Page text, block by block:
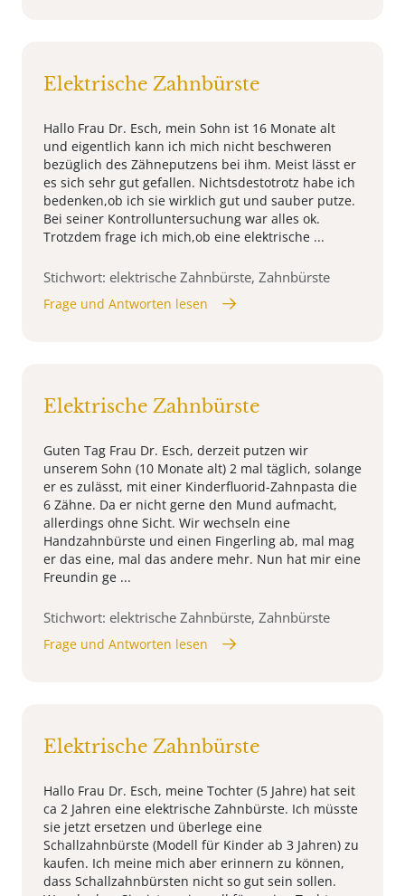
Elektrische Zahnbürste
Hallo Frau Dr. Esch, mein Sohn ist 16 Monate alt
und eigentlich kann ich mich nicht beschweren
bezüglich des Zähneputzens bei ihm. Meist lässt er
es sich sehr gut gefallen. Nichtsdestotrotz habe ich
bedenken,ob ich sie wirklich gut und sauber putze.
Bei seiner Kontrolluntersuchung war alles ok.
Trotzdem frage ich mich,ob eine elektrische ...
Stichwort: elektrische Zahnbürste, Zahnbürste
Frage und Antworten lesen
Elektrische Zahnbürste
Guten Tag Frau Dr. Esch, derzeit putzen wir
unserem Sohn (10 Monate alt) 2 mal täglich, solange
er es zulässt, mit einer Kinderfluorid-Zahnpasta die
6 Zähne. Da er nicht gerne den Mund aufmacht,
allerdings ohne Sicht. Wir wechseln eine
Handzahnbürste und einen Fingerling ab, mal mag
er das eine, mal das andere mehr. Nun hat mir eine
Freundin ge ...
Stichwort: elektrische Zahnbürste, Zahnbürste
Frage und Antworten lesen
Elektrische Zahnbürste
Hallo Frau Dr. Esch, meine Tochter (5 Jahre) hat seit
ca 2 Jahren eine elektrische Zahnbürste. Ich müsste
sie jetzt ersetzen und überlege eine
Schallzahnbürste (Modell für Kinder ab 3 Jahren) zu
kaufen. Ich meine mich aber erinnern zu können,
dass Schallzahnbürsten nicht so gut sein sollen.